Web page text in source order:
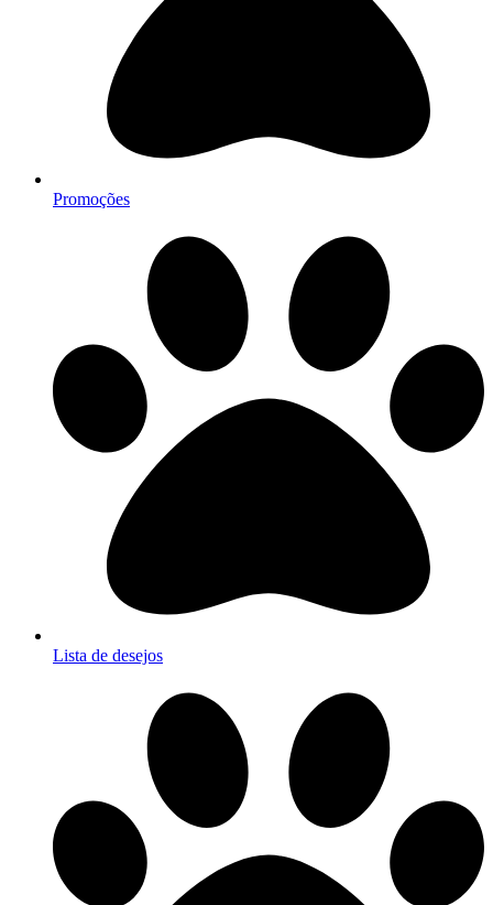
Promoções
Lista de desejos